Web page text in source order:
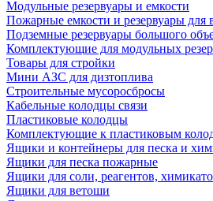
Модульные резервуары и емкости
Пожарные емкости и резервуары для
Подземные резервуары большого
Комплектующие для модульных
Товары для стройки
Мини АЗС для дизтоплива
Строительные мусоросбросы
Кабельные колодцы связи
Пластиковые колодцы
Комплектующие к пластиковым
Ящики и контейнеры для песка и
Ящики для песка пожарные
Ящики для соли, реагентов,
Ящики для ветоши